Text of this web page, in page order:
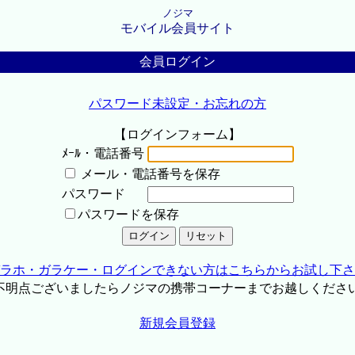
ノジマ
モバイル会員サイト
会員ログイン
パスワード未設定・お忘れの方
【ログインフォーム】
ﾒｰﾙ・電話番号
メール・電話番号を保存
パスワード
パスワードを保存
ホ・ガラケー・ログインできない方はこちらからお試し下
点ございましたらノジマの携帯コーナーまでお越しくださ
新規会員登録